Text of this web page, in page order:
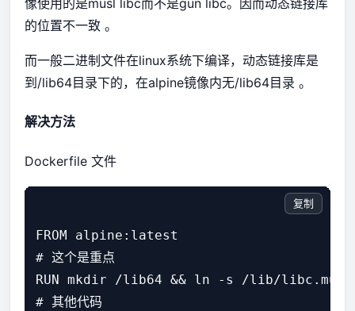
像使用的是musl libc而不是gun libc。因而动态链接库
的位置不一致 。
而一般二进制文件在linux系统下编译，动态链接库是
到/lib64目录下的，在alpine镜像内无/lib64目录 。
解决方法
Dockerfile 文件
FROM alpine:latest
# 这个是重点
RUN mkdir /lib64 && ln -s /lib/
复制